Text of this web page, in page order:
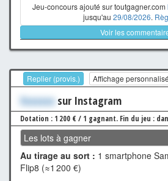
Jeu-concours ajouté sur toutgagner.com
jusqu'au 29/08/2026.
Voir les
Replier (provis.) Affichage personnalisé
Xxxxxxx sur Instagram
Dotation : 1 200 € / 1 gagnant. Fin du jeu :
Les lots à gagner
Au tirage au sort : 1 smartphone
Flip8 (≈1 200 €)